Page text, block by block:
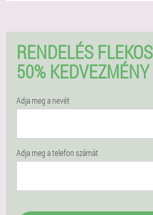
RENDELÉS
50% KEDVEZMÉNY
Adja meg a nevét
Adja meg a telefon számát